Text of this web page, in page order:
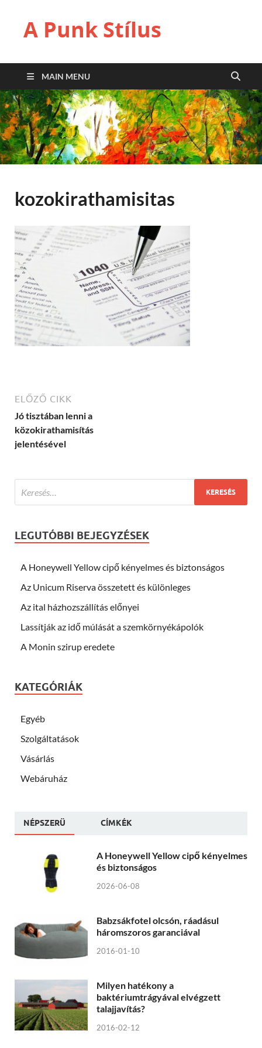
A Punk Stílus
MAIN MENU
kozokirathamisitas
ELŐZŐ CIKK
Jó tisztában lenni a
közokirathamisítás
jelentésével
LEGUTÓBBI BEJEGYZÉSEK
A Honeywell Yellow cipő kényelmes és biztonságos
Az Unicum Riserva összetett és különleges
Az ital házhozszállítás előnyei
Lassítják az idő múlását a szemkörnyékápolók
A Monin szirup eredete
KATEGÓRIÁK
Egyéb
Szolgáltatások
Vásárlás
Webáruház
NÉPSZERÜ CÍMKÉK
A Honeywell Yellow cipő kényelmes
és biztonságos
2026-06-08
Babzsákfotel olcsón, ráadásul
háromszoros garanciával
2016-01-10
Milyen hatékony a
baktériumtrágyával elvégzett
talajjavítás?
2016-02-12